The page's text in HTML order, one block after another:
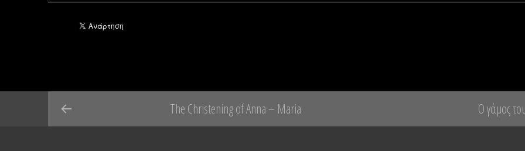
Post navigationThe Christening of Anna – Maria Ο γάμος